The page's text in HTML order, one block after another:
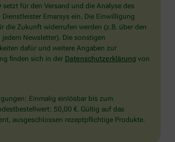
setzt für den Versand und die Analyse des
Dienstleister Emarsys ein. Die Einwilligung
die Zukunft widerrufen werden (z.B. über den
Newsletter). Die sonstigen
dafür und weitere Angaben zur
finden sich in der Datenschutzerklärung von
Einmalig einlösbar bis zum
50,00 €. Gültig auf das
ausgeschlossen rezeptpflichtige Produkte.